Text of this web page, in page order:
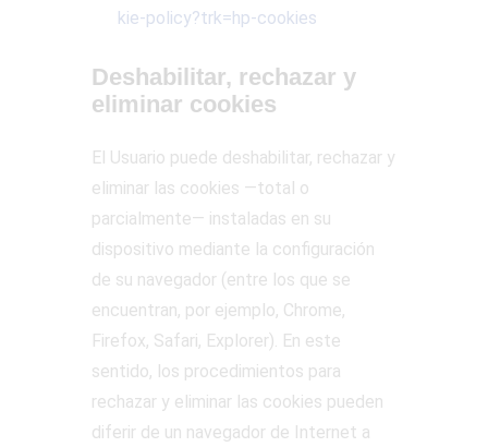
kie-policy?trk=hp-cookies
Deshabilitar, rechazar y
eliminar cookies
El Usuario puede deshabilitar, rechazar y
eliminar las cookies —total o
parcialmente— instaladas en su
dispositivo mediante la configuración
de su navegador (entre los que se
encuentran, por ejemplo, Chrome,
Firefox, Safari, Explorer). En este
sentido, los procedimientos para
rechazar y eliminar las cookies pueden
diferir de un navegador de Internet a